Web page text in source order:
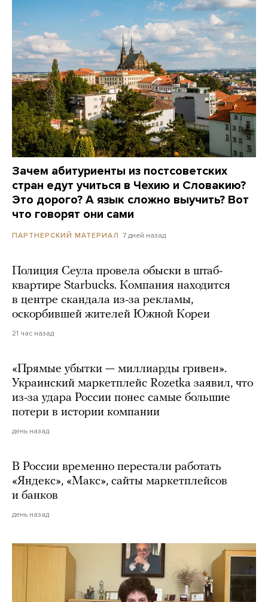
Зачем абитуриенты из постсоветских
стран едут учиться в Чехию и Словакию?
Это дорого? А язык сложно выучить? Вот
что говорят они сами
ПАРТНЕРСКИЙ МАТЕРИАЛ 7 дней назад
Полиция Сеула провела обыски в штаб-
квартире Starbucks. Компания находится
в центре скандала из-за рекламы,
оскорбившей жителей Южной Кореи
21 час назад
«Прямые убытки — миллиарды гривен».
Украинский маркетплейс Rozetka заявил, что
из-за удара России понес самые большие
потери в истории компании
день назад
В России временно перестали работать
«Яндекс», «Макс», сайты маркетплейсов
и банков
день назад